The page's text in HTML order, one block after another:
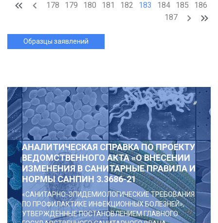
178 179 180 181 182 183 184 185
186
187
Образцы заявлений
#
АНАЛИТИЧЕСКАЯ СПРАВКА ПО ПРОЕКТУ
ВЕДОМСТВЕННОГО АКТА «О ВНЕСЕНИИ
ИЗМЕНЕНИЯ В САНИТАРНЫЕ ПРАВИЛА И
НОРМЫ САНПИН 3.3686-21
«САНИТАРНО-ЭПИДЕМИОЛОГИЧЕСКИЕ ТРЕБОВАНИЯ
ПО ПРОФИЛАКТИКЕ ИНФЕКЦИОННЫХ БОЛЕЗНЕЙ»,
УТВЕРЖДЕННЫЕ ПОСТАНОВЛЕНИЕМ ГЛАВНОГО